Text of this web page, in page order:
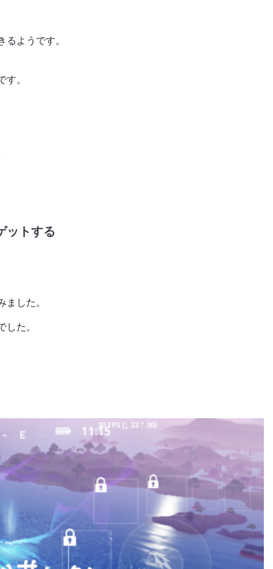
ようです。
。
トする
した。
た。